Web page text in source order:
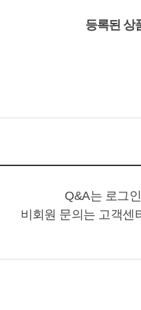
등록된 상
Q&A는 로그
비회원 문의는 고객센